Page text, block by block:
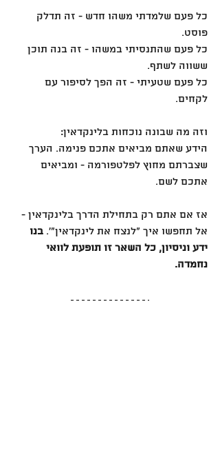
כל פעם שלמדתי משהו חדש - זה תדלק
פוסט.
כל פעם שהתנסיתי במשהו - זה בנה תוכן
ששווה לשתף.
כל פעם שטעיתי - זה הפך לסיפור עם
לקחים.
וזה מה שבונה נוכחות בלינקדאין:
הידע שאתם מביאים אתכם פנימה. הערך
שצברתם מחוץ לפלטפורמה - ומביאים
אתכם לשם.
אז אם אתם רק בתחילת הדרך בלינקדאין -
אל תחפשו איך ״לנצח את לינקדאין״׳. בנו
ידע וניסיון, כל השאר זו תופעת לוואי
נחמדה.